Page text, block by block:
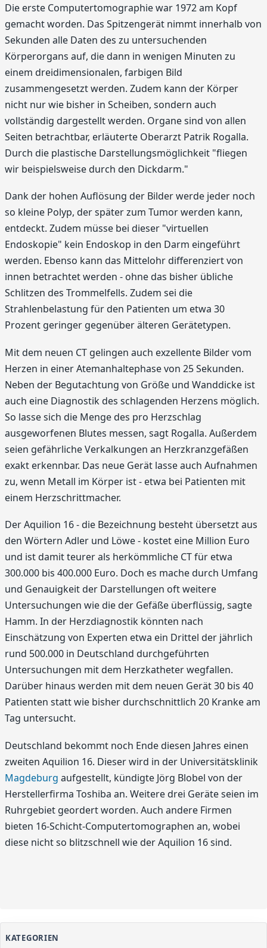
Die erste Computertomographie war 1972 am Kopf
gemacht worden. Das Spitzengerät nimmt innerhalb von
Sekunden alle Daten des zu untersuchenden
Körperorgans auf, die dann in wenigen Minuten zu
einem dreidimensionalen, farbigen Bild
zusammengesetzt werden. Zudem kann der Körper
nicht nur wie bisher in Scheiben, sondern auch
vollständig dargestellt werden. Organe sind von allen
Seiten betrachtbar, erläuterte Oberarzt Patrik Rogalla.
Durch die plastische Darstellungsmöglichkeit "fliegen
wir beispielsweise durch den Dickdarm."
Dank der hohen Auflösung der Bilder werde jeder noch
so kleine Polyp, der später zum Tumor werden kann,
entdeckt. Zudem müsse bei dieser "virtuellen
Endoskopie" kein Endoskop in den Darm eingeführt
werden. Ebenso kann das Mittelohr differenziert von
innen betrachtet werden - ohne das bisher übliche
Schlitzen des Trommelfells. Zudem sei die
Strahlenbelastung für den Patienten um etwa 30
Prozent geringer gegenüber älteren Gerätetypen.
Mit dem neuen CT gelingen auch exzellente Bilder vom
Herzen in einer Atemanhaltephase von 25 Sekunden.
Neben der Begutachtung von Größe und Wanddicke ist
auch eine Diagnostik des schlagenden Herzens möglich.
So lasse sich die Menge des pro Herzschlag
ausgeworfenen Blutes messen, sagt Rogalla. Außerdem
seien gefährliche Verkalkungen an Herzkranzgefäßen
exakt erkennbar. Das neue Gerät lasse auch Aufnahmen
zu, wenn Metall im Körper ist - etwa bei Patienten mit
einem Herzschrittmacher.
Der Aquilion 16 - die Bezeichnung besteht übersetzt aus
den Wörtern Adler und Löwe - kostet eine Million Euro
und ist damit teurer als herkömmliche CT für etwa
300.000 bis 400.000 Euro. Doch es mache durch Umfang
und Genauigkeit der Darstellungen oft weitere
Untersuchungen wie die der Gefäße überflüssig, sagte
Hamm. In der Herzdiagnostik könnten nach
Einschätzung von Experten etwa ein Drittel der jährlich
rund 500.000 in Deutschland durchgeführten
Untersuchungen mit dem Herzkatheter wegfallen.
Darüber hinaus werden mit dem neuen Gerät 30 bis 40
Patienten statt wie bisher durchschnittlich 20 Kranke am
Tag untersucht.
Deutschland bekommt noch Ende diesen Jahres einen
zweiten Aquilion 16. Dieser wird in der Universitätsklinik
Magdeburg aufgestellt, kündigte Jörg Blobel von der
Herstellerfirma Toshiba an. Weitere drei Geräte seien im
Ruhrgebiet geordert worden. Auch andere Firmen
bieten 16-Schicht-Computertomographen an, wobei
diese nicht so blitzschnell wie der Aquilion 16 sind.
KATEGORIEN